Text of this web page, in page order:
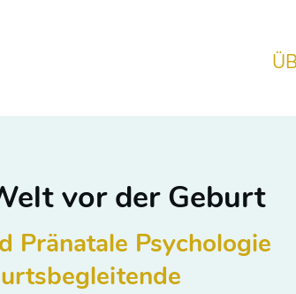
vor der Geburt
Pränatale Psychologie